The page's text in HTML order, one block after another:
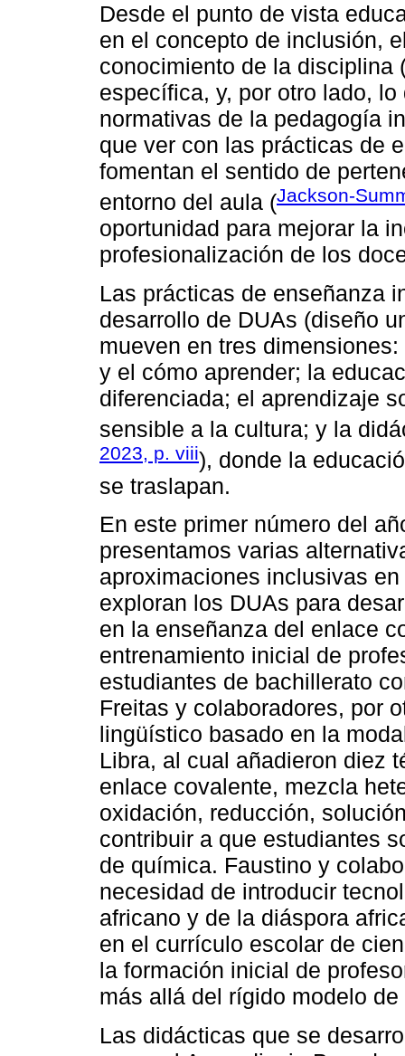
Desde el punto de vista
en el concepto de inclusión,
conocimiento de la disciplina
específica, y, por otro lado,
normativas de la pedagogía
que ver con las prácticas de
fomentan el sentido de
entorno del aula (
oportunidad para mejorar la
profesionalización de los
Las prácticas de enseñanza
desarrollo de DUAs (diseño
mueven en tres
y el cómo aprender; la
diferenciada; el aprendizaje
sensible a la cultura; y la
2023, p. viii), donde la
se traslapan.
En este primer número del
presentamos varias
aproximaciones inclusivas
exploran los DUAs para
en la enseñanza del enlace
entrenamiento inicial de
estudiantes de bachillerato
Freitas y colaboradores, por
lingüístico basado en la
Libra, al cual añadieron diez
enlace covalente, mezcla
oxidación, reducción,
contribuir a que estudiantes
de química. Faustino y
necesidad de introducir
africano y de la diáspora
en el currículo escolar de
la formación inicial de
más allá del rígido modelo de
Las didácticas que se